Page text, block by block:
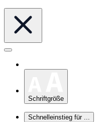
Schriftgröße
Schnelleinstieg für ...